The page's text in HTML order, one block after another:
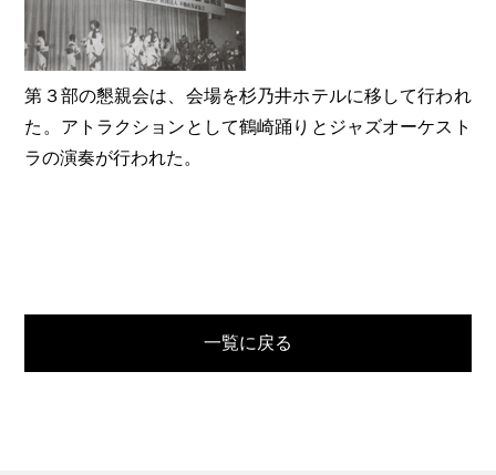
第３部の懇親会は、会場を杉乃井ホテルに移して行われ
た。アトラクションとして鶴崎踊りとジャズオーケスト
ラの演奏が行われた。
一覧に戻る